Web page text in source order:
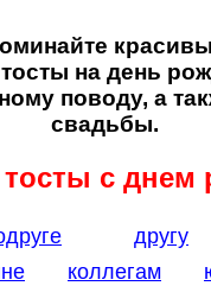
на день
поводу, а
свадьбы.
тосты с днем
другу
коллегам